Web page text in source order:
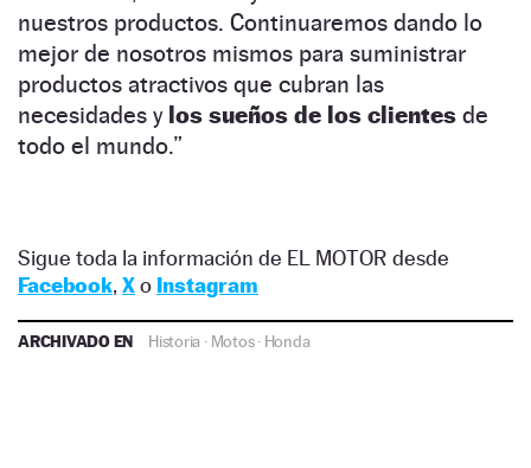
nuestros productos. Continuaremos dando lo
mejor de nosotros mismos para suministrar
productos atractivos que cubran las
necesidades ylos sueños de los clientes de
todo el mundo.”
Sigue toda la información de EL MOTOR desde
Facebook, Xo Instagram
ARCHIVADO EN Historia · Motos· Honda